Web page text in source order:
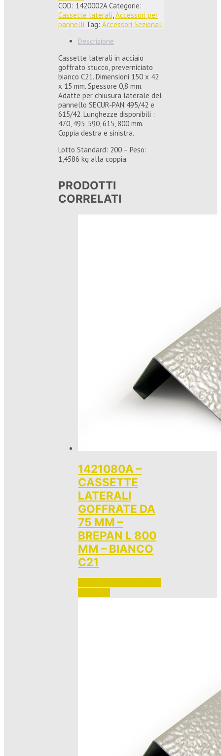
COD: 1420002A Categorie:
Cassette laterali,Accessori per
pannelli Tag: Accessori Sezionali
Descrizione
Cassette laterali in acciaio
goffrato stucco, preverniciato
bianco C21. Dimensioni 150 x 42
x 15 mm. Spessore 0,8 mm.
Adatte per chiusura laterale del
pannello SECUR-PAN 495/42 e
615/42. Lunghezze disponibili :
470, 495, 590, 615, 800 mm.
Coppia destra e sinistra.
Lotto Standard: 200 – Peso:
1,4586 kg alla coppia.
PRODOTTI
CORRELATI
1421080A –
CASSETTE
LATERALI
GOFFRATE DA
75 MM –
BREPAN L 800
MM – BIANCO
C21